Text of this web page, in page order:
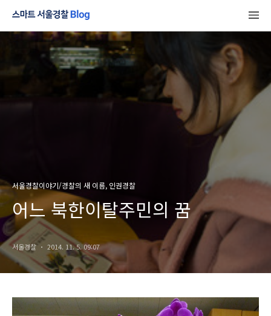
서울경찰이야기/경찰의 새 이름, 인권경찰
어느 북한이탈주민의 꿈
서울경찰 2014. 11. 5. 09:07